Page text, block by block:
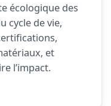
écologique des
cycle de vie,
et
l’impact.